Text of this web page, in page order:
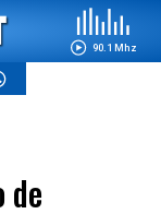
90.1 Mhz
de